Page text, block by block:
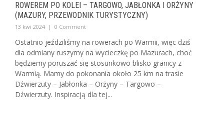
ROWEREM PO KOLEI – TARGOWO, JABŁONKA I ORŻYNY
(MAZURY, PRZEWODNIK TURYSTYCZNY)
13 kwi 2024 | 0 Comment
Ostatnio jeździliśmy na rowerach po Warmii, więc dziś
dla odmiany ruszymy na wycieczkę po Mazurach, choć
będziemy poruszać się stosunkowo blisko granicy z
Warmią. Mamy do pokonania około 25 km na trasie
Dźwierzuty – Jabłonka – Orżyny – Targowo –
Dźwierzuty. Inspiracją dla tej...